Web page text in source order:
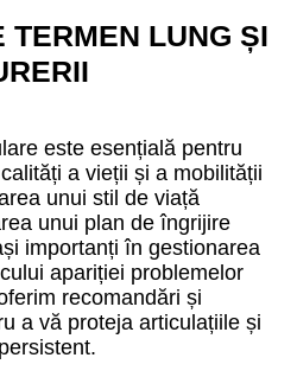
TERMEN LUNG ȘI
este esențială pentru
a vieții și a mobilității
unui stil de viață
unui plan de îngrijire
importanți în gestionarea
apariției problemelor
recomandări și
a vă proteja articulațiile și